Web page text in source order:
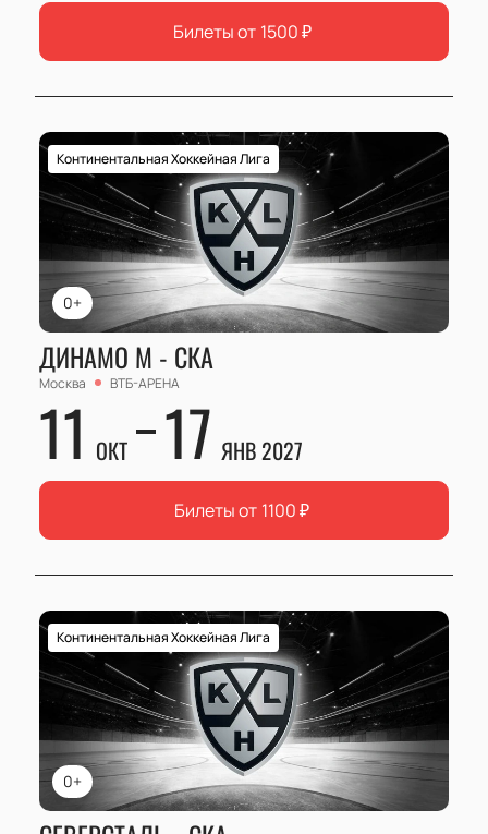
Билеты от 1500₽
0+
Континентальная Хоккейная Лига
ДИНАМО М - СКА
Москва ВТБ-АРЕНА
11 ОКТ 17 ЯНВ 2027
Билеты от 1100₽
0+
Континентальная Хоккейная Лига